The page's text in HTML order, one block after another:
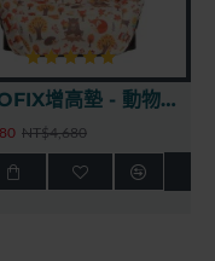
NI ISOFIX增高墊 - 動物森林
NT$4,680